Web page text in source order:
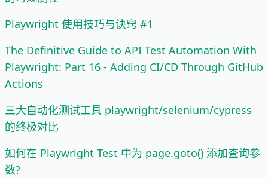
Playwright 使用技巧与诀窍 #1
The Definitive Guide to API Test Automation With
Playwright: Part 16 - Adding CI/CD Through GitHub
Actions
三大自动化测试工具 playwright/selenium/cypress
的终极对比
如何在 Playwright Test 中为 page.goto() 添加查询参
数?